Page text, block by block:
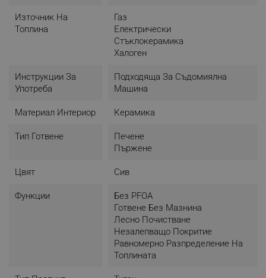
Източник На
Топлина
Газ
Електрически
Стъклокерамика
Халоген
Инструкции За
Употреба
Подходяща За Съдомиялна
Машина
Материал Интериор Керамика
Тип Готвене
Печене
Пържене
Цвят Сив
Функции
Без PFOA
Готвене Без Мазнина
Лесно Почистване
Незалепващо Покритие
Равномерно Разпределение На
Топлината